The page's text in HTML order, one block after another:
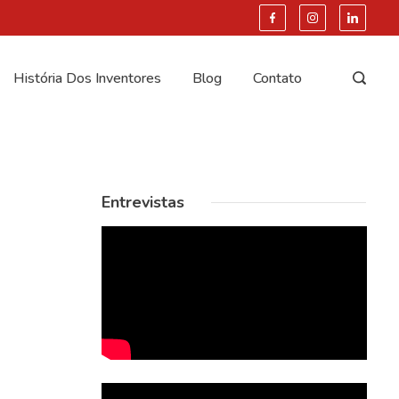
História Dos Inventores Blog Contato
Entrevistas